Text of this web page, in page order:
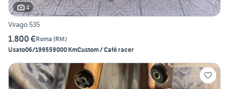
4
Virago 535
1.800 €Roma (RM)
Usato06/199559000 KmCustom / Café racer